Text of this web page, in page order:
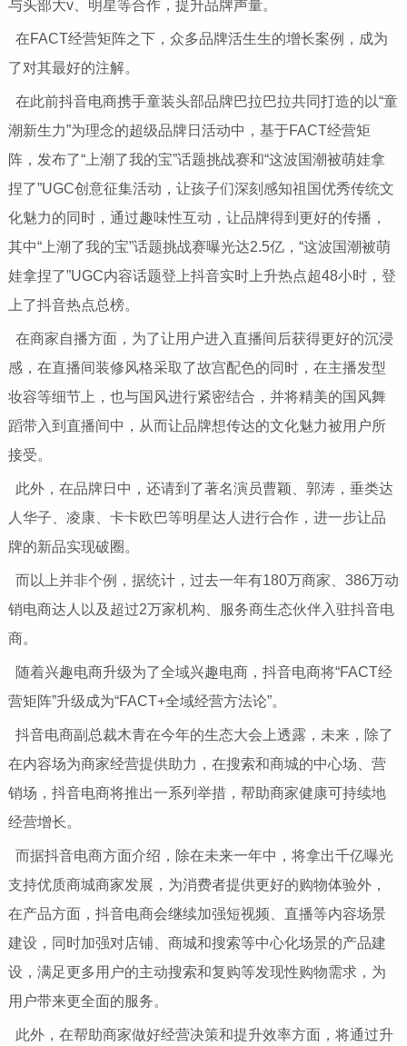
与头部大v、明星等合作，提升品牌声量。
在FACT经营矩阵之下，众多品牌活生生的增长案例，成为
了对其最好的注解。
在此前抖音电商携手童装头部品牌巴拉巴拉共同打造的以“童
潮新生力”为理念的超级品牌日活动中，基于FACT经营矩
阵，发布了“上潮了我的宝”话题挑战赛和“这波国潮被萌娃拿
捏了”UGC创意征集活动，让孩子们深刻感知祖国优秀传统文
化魅力的同时，通过趣味性互动，让品牌得到更好的传播，
其中“上潮了我的宝”话题挑战赛曝光达2.5亿，“这波国潮被萌
娃拿捏了”UGC内容话题登上抖音实时上升热点超48小时，登
上了抖音热点总榜。
在商家自播方面，为了让用户进入直播间后获得更好的沉浸
感，在直播间装修风格采取了故宫配色的同时，在主播发型
妆容等细节上，也与国风进行紧密结合，并将精美的国风舞
蹈带入到直播间中，从而让品牌想传达的文化魅力被用户所
接受。
此外，在品牌日中，还请到了著名演员曹颖、郭涛，垂类达
人华子、凌康、卡卡欧巴等明星达人进行合作，进一步让品
牌的新品实现破圈。
而以上并非个例，据统计，过去一年有180万商家、386万动
销电商达人以及超过2万家机构、服务商生态伙伴入驻抖音电
商。
随着兴趣电商升级为了全域兴趣电商，抖音电商将“FACT经
营矩阵”升级成为“FACT+全域经营方法论”。
抖音电商副总裁木青在今年的生态大会上透露，未来，除了
在内容场为商家经营提供助力，在搜索和商城的中心场、营
销场，抖音电商将推出一系列举措，帮助商家健康可持续地
经营增长。
而据抖音电商方面介绍，除在未来一年中，将拿出千亿曝光
支持优质商城商家发展，为消费者提供更好的购物体验外，
在产品方面，抖音电商会继续加强短视频、直播等内容场景
建设，同时加强对店铺、商城和搜索等中心化场景的产品建
设，满足更多用户的主动搜索和复购等发现性购物需求，为
用户带来更全面的服务。
此外，在帮助商家做好经营决策和提升效率方面，将通过升